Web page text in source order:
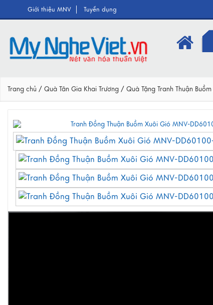
Giới thiệu MNV Tuyển dụng
Trang chủ / Quà Tân Gia Khai Trương / Quà Tặng Tranh Thuận Buồm